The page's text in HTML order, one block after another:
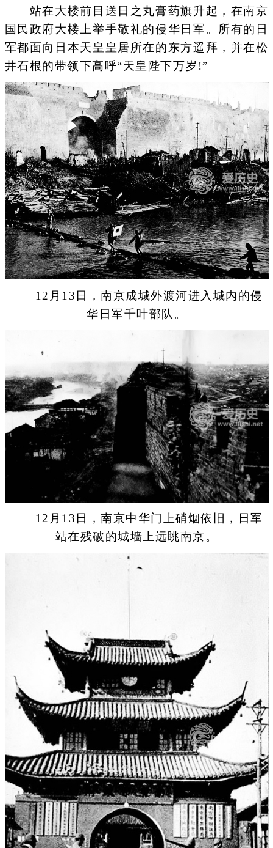
站在大楼前目送日之丸膏药旗升起，在南京
国民政府大楼上举手敬礼的侵华日军。所有的日
军都面向日本天皇皇居所在的东方遥拜，并在松
井石根的带领下高呼“天皇陛下万岁!”
12月13日，南京成城外渡河进入城内的侵
华日军千叶部队。
12月13日，南京中华门上硝烟依旧，日军
站在残破的城墙上远眺南京。